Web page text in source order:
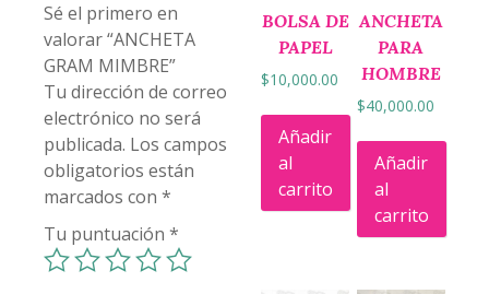
Sé el primero en
valorar “ANCHETA
GRAM MIMBRE”
Tu dirección de correo
electrónico no será
publicada. Los campos
obligatorios están
marcados con *
Tu puntuación *
BOLSA DE
PAPEL
$10,000.00
Añadir
al
carrito
ANCHETA
PARA
HOMBRE
$40,000.00
Añadir
al
carrito